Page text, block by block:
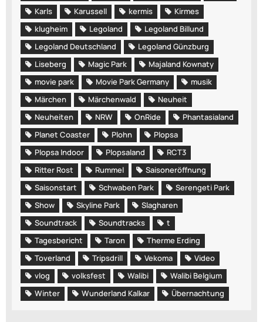
Karls
Karussell kermis
Kirmes
klugheim
Legoland
Legoland Billund
Legoland Deutschland
Legoland Günzburg
Liseberg
Magic Park
Majaland Kownaty
movie park
Movie Park Germany
musik
Märchen
Märchenwald
Neuheit
Neuheiten
NRW OnRide
Phantasialand
Planet Coaster
Plohn
Plopsa
Plopsa Indoor
Plopsaland
RCT3
Ritter Rost
Rummel
Saisoneröffnung
Saisonstart
Schwaben Park
Serengeti Park
Show
Skyline Park
Slagharen
Soundtrack
Soundtracks
t
Tagesbericht
Taron
Therme Erding
Toverland
Tripsdrill Vekoma
Video
vlog
volksfest Walibi
Walibi Belgium
Winter
Wunderland Kalkar Übernachtung